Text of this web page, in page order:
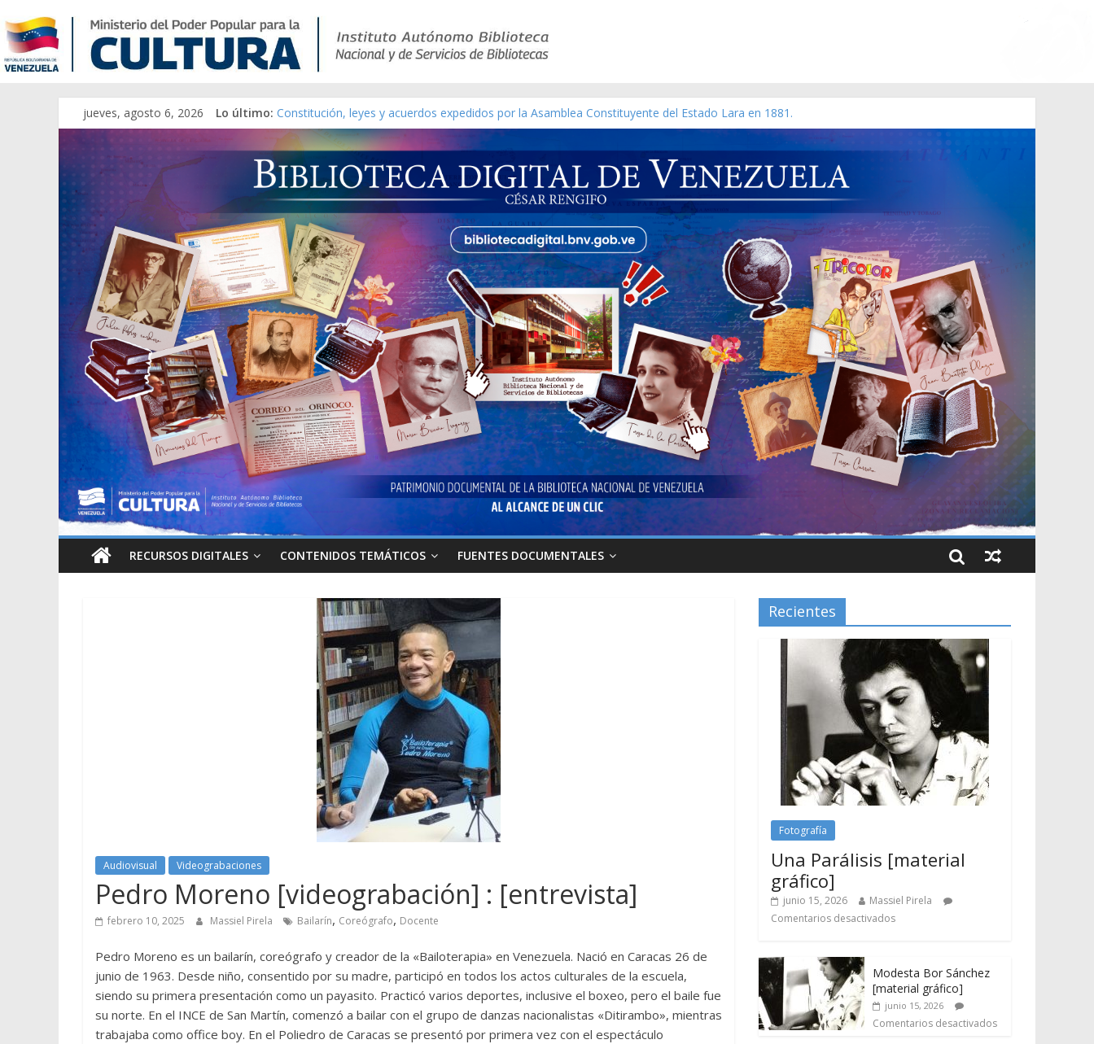
jueves, agosto 6, 2026 Lo último: Constitución, leyes y acuerdos expedidos por la Asamblea Constituyente del Estado Lara en 1881.
Una Parálisis [material gráfico]
Modesta Bor Sánchez [material gráfico]
Gaceta Oficial de la República de Venezuela año CXXXIII Mes V, Caracas 09 de marzo de 2006 N° 38.394
Catálogo temático de obras de Modesta Bor
RECURSOS DIGITALES CONTENIDOS TEMÁTICOS FUENTES DOCUMENTALES
Audiovisual Videograbaciones
Pedro Moreno [videograbación] : [entrevista]
febrero 10, 2025 Massiel Pirela Bailarín, Coreógrafo, Docente
Pedro Moreno es un bailarín, coreógrafo y creador de la «Bailoterapia» en Venezuela. Nació en Caracas 26 de
junio de 1963. Desde niño, consentido por su madre, participó en todos los actos culturales de la escuela,
siendo su primera presentación como un payasito. Practicó varios deportes, inclusive el boxeo, pero el baile fue
su norte. En el INCE de San Martín, comenzó a bailar con el grupo de danzas nacionalistas «Ditirambo», mientras
trabajaba como office boy. En el Poliedro de Caracas se presentó por primera vez con el espectáculo
Recientes
Fotografía
Una Parálisis [material
gráfico]
junio 15, 2026
Massiel Pirela
Comentarios desactivados
Modesta Bor Sánchez
[material gráfico]
junio 15, 2026
Comentarios desactivados